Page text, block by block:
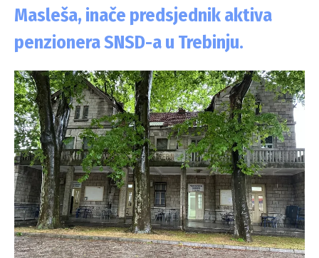
Masleša, inače predsjednik aktiva
penzionera SNSD-a u Trebinju.